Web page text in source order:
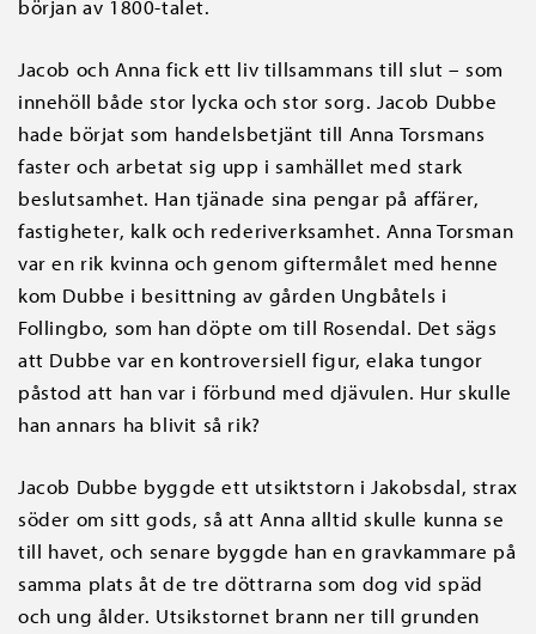
början av 1800-talet.
Jacob och Anna fick ett liv tillsammans till slut – som
innehöll både stor lycka och stor sorg. Jacob Dubbe
hade börjat som handelsbetjänt till Anna Torsmans
faster och arbetat sig upp i samhället med stark
beslutsamhet. Han tjänade sina pengar på affärer,
fastigheter, kalk och rederiverksamhet. Anna Torsman
var en rik kvinna och genom giftermålet med henne
kom Dubbe i besittning av gården Ungbåtels i
Follingbo, som han döpte om till Rosendal. Det sägs
att Dubbe var en kontroversiell figur, elaka tungor
påstod att han var i förbund med djävulen. Hur skulle
han annars ha blivit så rik?
Jacob Dubbe byggde ett utsiktstorn i Jakobsdal, strax
söder om sitt gods, så att Anna alltid skulle kunna se
till havet, och senare byggde han en gravkammare på
samma plats åt de tre döttrarna som dog vid späd
och ung ålder. Utsikstornet brann ner till grunden